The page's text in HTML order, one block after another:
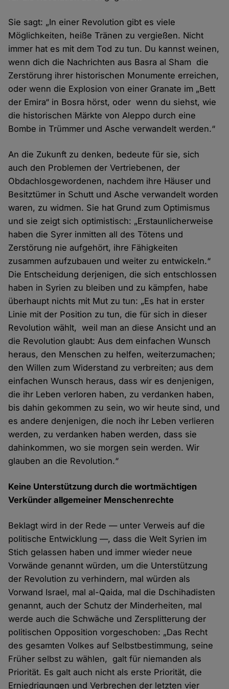
Sie sagt: „In einer Revolution gibt es viele
Möglichkeiten, heiße Tränen zu vergießen. Nicht
immer hat es mit dem Tod zu tun. Du kannst weinen,
wenn dich die Nachrichten aus Basra al Sham die
Zerstörung ihrer historischen Monumente erreichen,
oder wenn die Explosion von einer Granate im „Bett
der Emira“ in Bosra hörst, oder wenn du siehst, wie
die historischen Märkte von Aleppo durch eine
Bombe in Trümmer und Asche verwandelt werden.“
An die Zukunft zu denken, bedeute für sie, sich
auch den Problemen der Vertriebenen, der
Obdachlosgewordenen, nachdem ihre Häuser und
Besitztümer in Schutt und Asche verwandelt worden
waren, zu widmen. Sie hat Grund zum Optimismus
und sie zeigt sich optimistisch: „Erstaunlicherweise
haben die Syrer inmitten all des Tötens und
Zerstörung nie aufgehört, ihre Fähigkeiten
zusammen aufzubauen und weiter zu entwickeln.“
Die Entscheidung derjenigen, die sich entschlossen
haben in Syrien zu bleiben und zu kämpfen, habe
überhaupt nichts mit Mut zu tun: „Es hat in erster
Linie mit der Position zu tun, die für sich in dieser
Revolution wählt, weil man an diese Ansicht und an
die Revolution glaubt: Aus dem einfachen Wunsch
heraus, den Menschen zu helfen, weiterzumachen;
den Willen zum Widerstand zu verbreiten; aus dem
einfachen Wunsch heraus, dass wir es denjenigen,
die ihr Leben verloren haben, zu verdanken haben,
bis dahin gekommen zu sein, wo wir heute sind, und
es andere denjenigen, die noch ihr Leben verlieren
werden, zu verdanken haben werden, dass sie
dahinkommen, wo sie morgen sein werden. Wir
glauben an die Revolution.“
Keine Unterstützung durch die wortmächtigen
Verkünder allgemeiner Menschenrechte
Beklagt wird in der Rede — unter Verweis auf die
politische Entwicklung —, dass die Welt Syrien im
Stich gelassen haben und immer wieder neue
Vorwände genannt würden, um die Unterstützung
der Revolution zu verhindern, mal würden als
Vorwand Israel, mal al-Qaida, mal die Dschihadisten
genannt, auch der Schutz der Minderheiten, mal
werde auch die Schwäche und Zersplitterung der
politischen Opposition vorgeschoben: „Das Recht
des gesamten Volkes auf Selbstbestimmung, seine
Früher selbst zu wählen, galt für niemanden als
Priorität. Es galt auch nicht als erste Priorität, die
Erniedrigungen und Verbrechen der letzten vier